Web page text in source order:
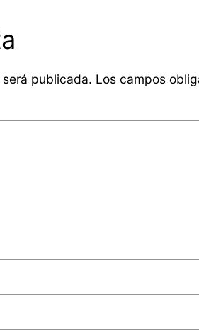
publicada. Los campos